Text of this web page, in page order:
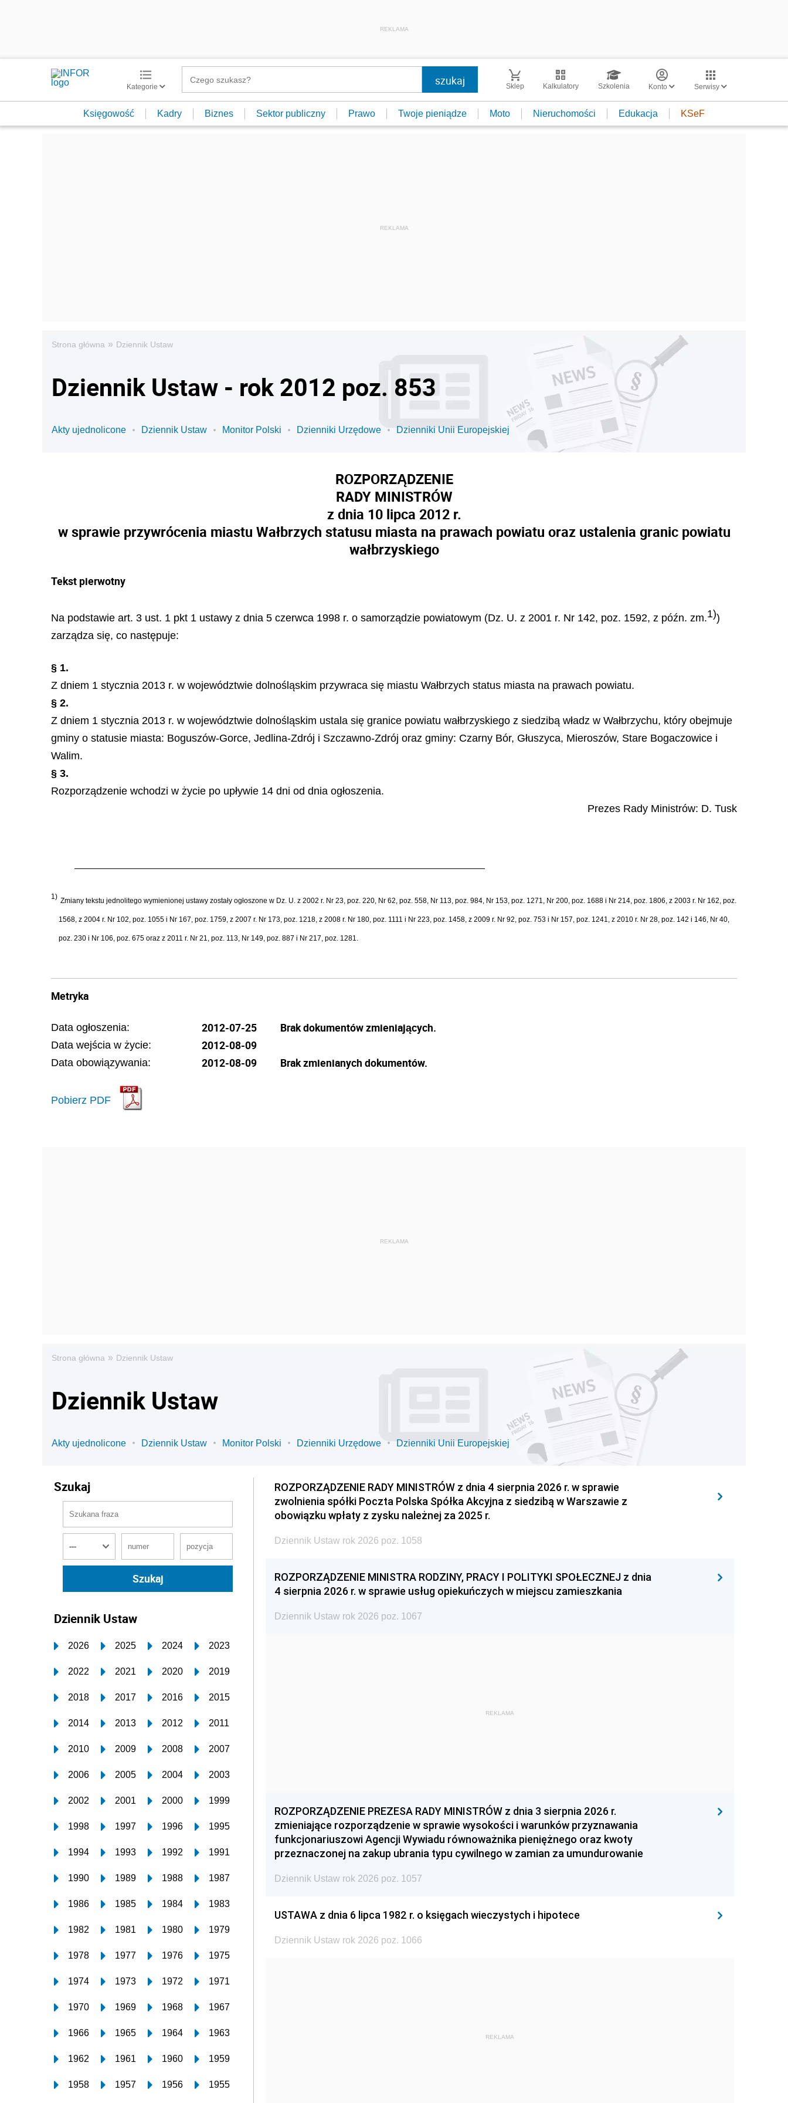
REKLAMA
Kategorie Sklep Kalkulatory Szkolenia Konto Serwisy
Księgowość Kadry Biznes Sektor publiczny Prawo Twoje pieniądze Moto Nieruchomości Edukacja KSeF
Strona główna » Dziennik Ustaw
Dziennik Ustaw - rok 2012 poz. 853
Akty ujednolicone Dziennik Ustaw Monitor Polski Dzienniki Urzędowe Dzienniki Unii Europejskiej
ROZPORZĄDZENIE
RADY MINISTRÓW
z dnia 10 lipca 2012 r.
w sprawie przywrócenia miastu Wałbrzych statusu miasta na prawach powiatu oraz ustalenia granic powiatu
wałbrzyskiego
Tekst pierwotny
Na podstawie art. 3 ust. 1 pkt 1 ustawy z dnia 5 czerwca 1998 r. o samorządzie powiatowym (Dz. U. z 2001 r. Nr 142, poz. 1592, z późn. zm.1))
zarządza się, co następuje:
§ 1.
Z dniem 1 stycznia 2013 r. w województwie dolnośląskim przywraca się miastu Wałbrzych status miasta na prawach powiatu.
§ 2.
Z dniem 1 stycznia 2013 r. w województwie dolnośląskim ustala się granice powiatu wałbrzyskiego z siedzibą władz w Wałbrzychu, który obejmuje
gminy o statusie miasta: Boguszów-Gorce, Jedlina-Zdrój i Szczawno-Zdrój oraz gminy: Czarny Bór, Głuszyca, Mieroszów, Stare Bogaczowice i
Walim.
§ 3.
Rozporządzenie wchodzi w życie po upływie 14 dni od dnia ogłoszenia.
Prezes Rady Ministrów: D. Tusk
1) Zmiany tekstu jednolitego wymienionej ustawy zostały ogłoszone w Dz. U. z 2002 r. Nr 23, poz. 220, Nr 62, poz. 558, Nr 113, poz. 984, Nr 153, poz. 1271, Nr 200, poz. 1688 i Nr 214, poz. 1806, z 2003 r. Nr 162, poz.
1568, z 2004 r. Nr 102, poz. 1055 i Nr 167, poz. 1759, z 2007 r. Nr 173, poz. 1218, z 2008 r. Nr 180, poz. 1111 i Nr 223, poz. 1458, z 2009 r. Nr 92, poz. 753 i Nr 157, poz. 1241, z 2010 r. Nr 28, poz. 142 i 146, Nr 40,
poz. 230 i Nr 106, poz. 675 oraz z 2011 r. Nr 21, poz. 113, Nr 149, poz. 887 i Nr 217, poz. 1281.
Metryka
Data ogłoszenia: 2012-07-25
Data wejścia w życie: 2012-08-09
Data obowiązywania: 2012-08-09
Pobierz PDF
Brak dokumentów zmieniających.
Brak zmienianych dokumentów.
Strona główna » Dziennik Ustaw
Dziennik Ustaw
Akty ujednolicone Dziennik Ustaw Monitor Polski Dzienniki Urzędowe Dzienniki Unii Europejskiej
Szukaj
Dziennik Ustaw
2026 2025 2024 2023
2022 2021 2020 2019
2018 2017 2016 2015
2014 2013 2012 2011
2010 2009 2008 2007
2006 2005 2004 2003
2002 2001 2000 1999
1998 1997 1996 1995
1994 1993 1992 1991
1990 1989 1988 1987
1986 1985 1984 1983
1982 1981 1980 1979
1978 1977 1976 1975
1974 1973 1972 1971
1970 1969 1968 1967
1966 1965 1964 1963
1962 1961 1960 1959
1958 1957 1956 1955
ROZPORZĄDZENIE RADY MINISTRÓW z dnia 4 sierpnia 2026 r. w sprawie
zwolnienia spółki Poczta Polska Spółka Akcyjna z siedzibą w Warszawie z
obowiązku wpłaty z zysku należnej za 2025 r.
Dziennik Ustaw rok 2026 poz. 1058
ROZPORZĄDZENIE MINISTRA RODZINY, PRACY I POLITYKI SPOŁECZNEJ z dnia
4 sierpnia 2026 r. w sprawie usług opiekuńczych w miejscu zamieszkania
Dziennik Ustaw rok 2026 poz. 1067
REKLAMA
ROZPORZĄDZENIE PREZESA RADY MINISTRÓW z dnia 3 sierpnia 2026 r.
zmieniające rozporządzenie w sprawie wysokości i warunków przyznawania
funkcjonariuszowi Agencji Wywiadu równoważnika pieniężnego oraz kwoty
przeznaczonej na zakup ubrania typu cywilnego w zamian za umundurowanie
Dziennik Ustaw rok 2026 poz. 1057
USTAWA z dnia 6 lipca 1982 r. o księgach wieczystych i hipotece
Dziennik Ustaw rok 2026 poz. 1066
REKLAMA